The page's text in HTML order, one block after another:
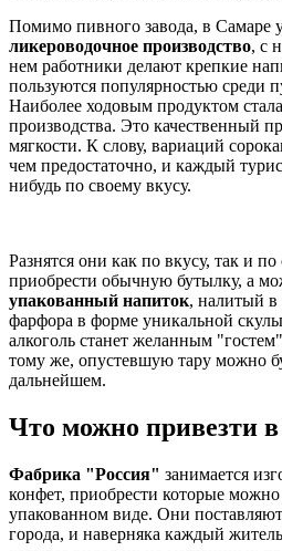
Помимо пивного завода, в Самаре
ликероводочное производство, с
нем работники делают крепкие
пользуются популярностью среди
Наиболее ходовым продуктом
производства. Это качественный
мягкости. К слову, вариаций
чем предостаточно, и каждый
нибудь по своему вкусу.
Разнятся они как по вкусу, так и
приобрести обычную бутылку, а
упакованный напиток, налитый
фарфора в форме уникальной
алкоголь станет желанным
тому же, опустевшую тару можно
дальнейшем.
Что можно привезти
Фабрика "Россия" занимается
конфет, приобрести которые можно
упакованном виде. Они
города, и наверняка каждый